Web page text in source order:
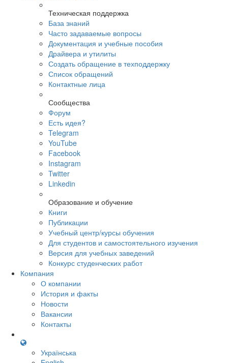
Техническая поддержка
База знаний
Часто задаваемые вопросы
Документация и учебные пособия
Драйвера и утилиты
Создать обращение в техподдержку
Список обращений
Контактные лица
Сообщества
Форум
Есть идея?
Telegram
YouTube
Facebook
Instagram
Twitter
Linkedin
Образование и обучение
Книги
Публикации
Учебный центр/курсы обучения
Для студентов и самостоятельного изучения
Версия для учебных заведений
Конкурс студенческих работ
Компания
О компании
История и факты
Новости
Вакансии
Контакты
Українська